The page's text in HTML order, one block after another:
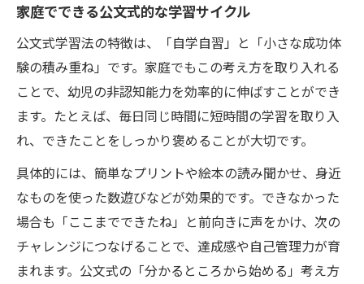
家庭でできる公文式的な学習サイクル
公文式学習法の特徴は、「自学自習」と「小さな成功体
験の積み重ね」です。家庭でもこの考え方を取り入れる
ことで、幼児の非認知能力を効率的に伸ばすことができ
ます。たとえば、毎日同じ時間に短時間の学習を取り入
れ、できたことをしっかり褒めることが大切です。
具体的には、簡単なプリントや絵本の読み聞かせ、身近
なものを使った数遊びなどが効果的です。できなかった
場合も「ここまでできたね」と前向きに声をかけ、次の
チャレンジにつなげることで、達成感や自己管理力が育
まれます。公文式の「分かるところから始める」考え方